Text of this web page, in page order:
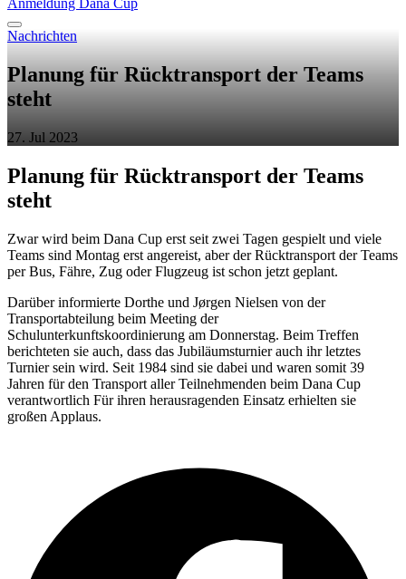
Anmeldung Dana Cup
Nachrichten
Planung für Rücktransport der Teams
steht
27. Jul 2023
Planung für Rücktransport der Teams
steht
Zwar wird beim Dana Cup erst seit zwei Tagen gespielt und viele
Teams sind Montag erst angereist, aber der Rücktransport der Teams
per Bus, Fähre, Zug oder Flugzeug ist schon jetzt geplant.
Darüber informierte Dorthe und Jørgen Nielsen von der
Transportabteilung beim Meeting der
Schulunterkunftskoordinierung am Donnerstag. Beim Treffen
berichteten sie auch, dass das Jubiläumsturnier auch ihr letztes
Turnier sein wird. Seit 1984 sind sie dabei und waren somit 39
Jahren für den Transport aller Teilnehmenden beim Dana Cup
verantwortlich Für ihren herausragenden Einsatz erhielten sie
großen Applaus.